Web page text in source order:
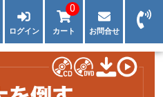
ログイン カート
0
お問合せ